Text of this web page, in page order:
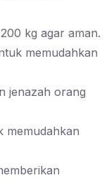
kg agar aman.
memudahkan
jenazah orang
memudahkan